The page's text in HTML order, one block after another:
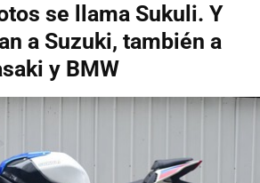
se llama Sukuli. Y
a Suzuki, también a
y BMW